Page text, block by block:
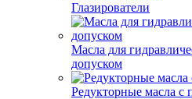
Глазирователи
Масла для
допуском
Редукторные масла